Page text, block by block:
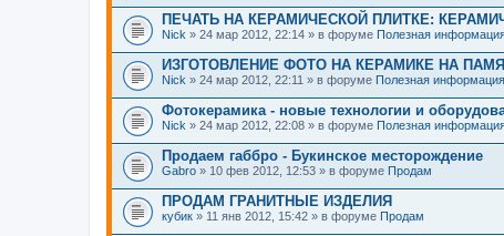
ПЕЧАТЬ НА КЕРАМИЧЕСКОЙ ПЛИТКЕ:
Nick » 24 мар 2012, 22:14 » в форуме Полезная
ИЗГОТОВЛЕНИЕ ФОТО НА КЕРАМИКЕ НА
Nick » 24 мар 2012, 22:11 » в форуме Полезная информация
Фотокерамика - новые технологии и
Nick » 24 мар 2012, 22:08 » в форуме Полезная
Продаем габбро - Букинское месторождение
Gabro » 10 фев 2012, 12:53 » в форуме Продам
ПРОДАМ ГРАНИТНЫЕ ИЗДЕЛИЯ
кубик » 11 янв 2012, 15:42 » в форуме Продам